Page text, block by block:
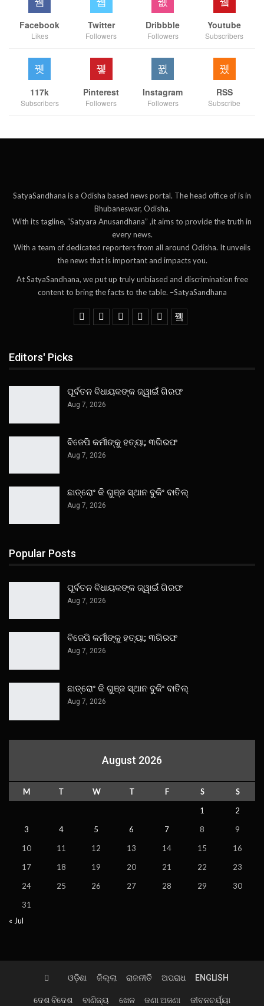
Facebook
Likes
Twitter
Followers
Dribbble
Followers
Youtube
Subscribers
117k
Subscribers
Pinterest
Followers
Instagram
Followers
RSS
Subscribe
SatyaSandhana is a Odisha based news portal. The head office of is in
Bhubaneswar, Odisha.
With its tagline, “Satyara Anusandhana” ,it aims to provide the truth in
every news.
With a team of dedicated reporters from all around Odisha. It unveils
the news that is important and impacts you.
At SatyaSandhana, we put up truly unbiased and discrimination free
content to bring the facts to the table. –SatyaSandhana
Editors' Picks
ପୂର୍ବତନ ବିଧାୟକଙ୍କ ଜ୍ୱାଇଁ ଗିରଫ
Aug 7, 2026
ବିଜେପି କର୍ମୀଙ୍କୁ ହତ୍ୟା; ୩ଗିରଫ
Aug 7, 2026
ଛାତ୍ରୋଂ କି ଗୁଞ୍ଜ ସ୍ଥାନ ବୁକିଂ ବାତିଲ୍
Aug 7, 2026
Popular Posts
ପୂର୍ବତନ ବିଧାୟକଙ୍କ ଜ୍ୱାଇଁ ଗିରଫ
Aug 7, 2026
ବିଜେପି କର୍ମୀଙ୍କୁ ହତ୍ୟା; ୩ଗିରଫ
Aug 7, 2026
ଛାତ୍ରୋଂ କି ଗୁଞ୍ଜ ସ୍ଥାନ ବୁକିଂ ବାତିଲ୍
Aug 7, 2026
August 2026
M T W T F S
S
1
2
3
4 5 6 7 8
9
10
11 12 13 14 15
16
17
18 19 20 21 22
23
24
25 26 27 28 29
30
31
« Jul
ଓଡ଼ିଶା ଜିଲ୍ଲା ରାଜନୀତି ଅପରାଧ ENGLISH
ଦେଶ ବିଦେଶ ବାଣିଜ୍ୟ ଖେଳ ଜଣା ଅଜଣା ଜୀବନଚର୍ଯ୍ୟା